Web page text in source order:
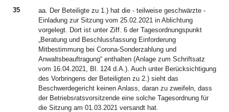
35
aa. Der Beteiligte zu 1.) hat die - teilweise geschwärzte -
Einladung zur Sitzung vom 25.02.2021 in Ablichtung
vorgelegt. Dort ist unter Ziff. 6 der Tagesordnungspunkt
„Beratung und Beschlussfassung Einforderung
Mitbestimmung bei Corona-Sonderzahlung und
Anwaltsbeauftragung“ enthalten (Anlage zum Schriftsatz
vom 16.04.2021, Bl. 124 d.A.). Auch unter Berücksichtigung
des Vorbringens der Beteiligten zu 2.) sieht das
Beschwerdegericht keinen Anlass, daran zu zweifeln, dass
der Betriebsratsvorsitzende eine solche Tagesordnung für
die Sitzung am 01.03.2021 versandt hat.